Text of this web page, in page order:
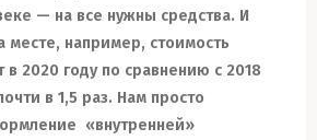
— на все нужны средства. И
месте, например, стоимость
2020 году по сравнению с 2018
в 1,5 раз. Нам просто
«внутренней»